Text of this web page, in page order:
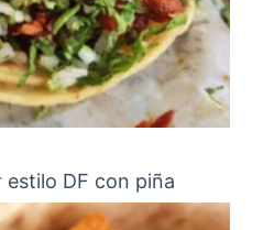
estilo DF con piña